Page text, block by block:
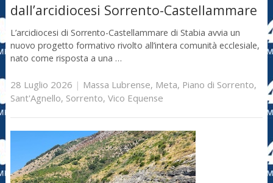
dall’arcidiocesi Sorrento-Castellammare
L’arcidiocesi di Sorrento-Castellammare di Stabia avvia un
nuovo progetto formativo rivolto all’intera comunità ecclesiale,
nato come risposta a una …
28 Luglio 2026 | Massa Lubrense, Meta, Piano di Sorrento,
Sant'Agnello, Sorrento, Vico Equense